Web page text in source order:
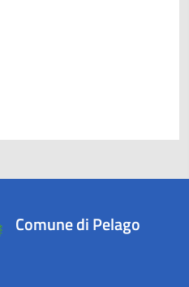
Comune di Pelago